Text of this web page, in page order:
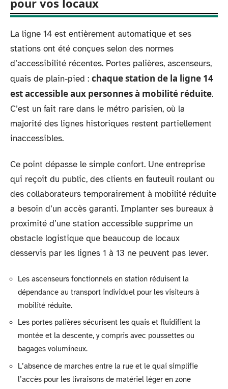
La ligne 14 est entièrement automatique et ses
stations ont été conçues selon des normes
d’accessibilité récentes. Portes palières, ascenseurs,
quais de plain-pied : chaque station de la ligne 14
est accessible aux personnes à mobilité réduite.
C’est un fait rare dans le métro parisien, où la
majorité des lignes historiques restent partiellement
inaccessibles.
Ce point dépasse le simple confort. Une entreprise
qui reçoit du public, des clients en fauteuil roulant ou
des collaborateurs temporairement à mobilité réduite
a besoin d’un accès garanti. Implanter ses bureaux à
proximité d’une station accessible supprime un
obstacle logistique que beaucoup de locaux
desservis par les lignes 1 à 13 ne peuvent pas lever.
Les ascenseurs fonctionnels en station réduisent la
dépendance au transport individuel pour les visiteurs à
mobilité réduite.
Les portes palières sécurisent les quais et fluidifient la
montée et la descente, y compris avec poussettes ou
bagages volumineux.
L’absence de marches entre la rue et le quai simplifie
l’accès pour les livraisons de matériel léger en zone